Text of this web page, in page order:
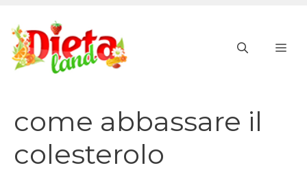
contenuto
come abbassare il
colesterolo